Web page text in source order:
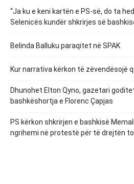
“Ja ku e keni kartën e PS-së, do ta
Selenicës kundër shkrirjes së
Belinda Balluku paraqitet në SPAK
Kur narrativa kërkon të zëvendësojë
Dhunohet Elton Qyno, gazetari
bashkëshortja e Florenc Çapjas
PS kërkon shkrirjen e bashkisë
ngrihemi në protestë për të drejtën